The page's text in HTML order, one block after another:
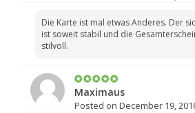
Die Karte ist mal etwas Anderes. Der
ist soweit stabil und die
stilvoll.
Maximaus
Posted on December 19,